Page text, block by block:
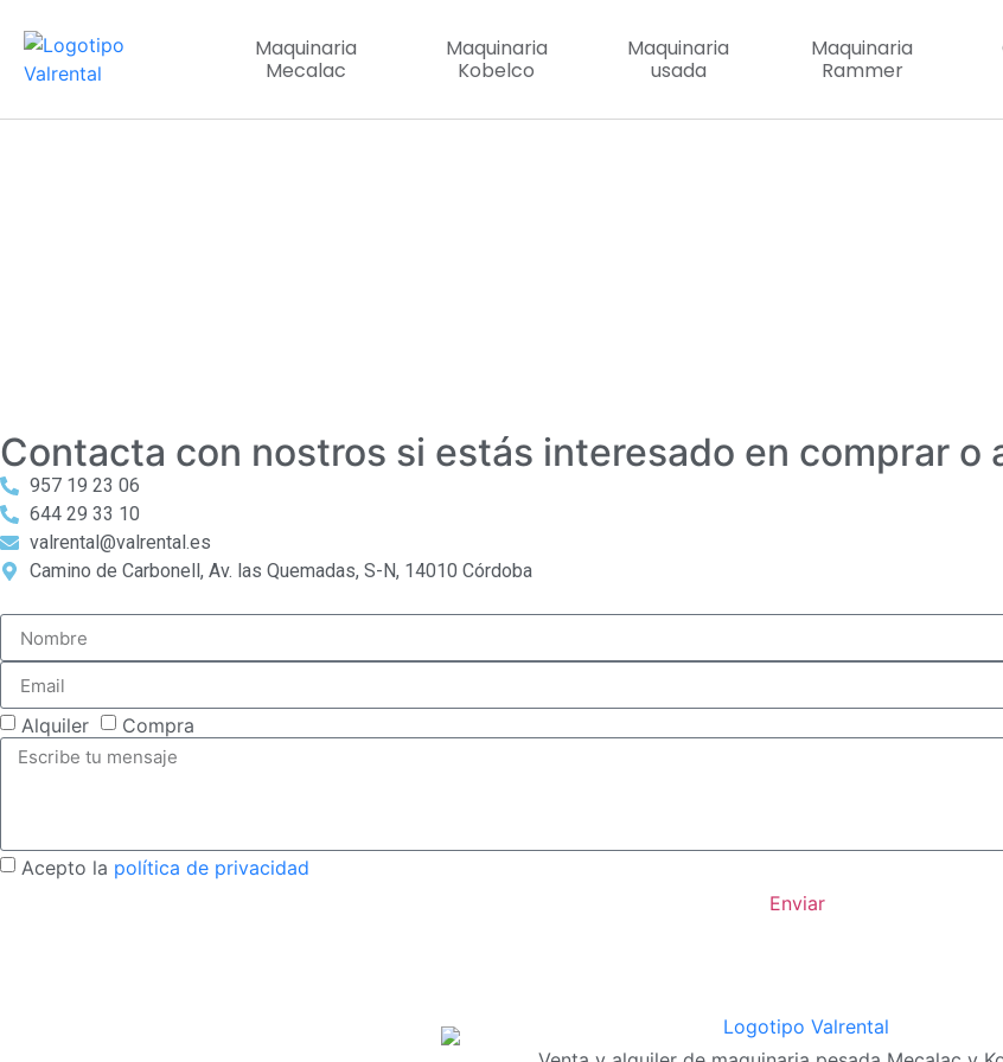
Maquinaria
Mecalac
Maquinaria
Kobelco
Maquinaria
usada
Maquinaria
Rammer
Contacta con nostros si estás interesado en comprar o
957 19 23 06
644 29 33 10
valrental@valrental.es
Camino de Carbonell, Av. las Quemadas, S-N, 14010 Córdoba
Alquiler Compra
Acepto la política de privacidad
Enviar